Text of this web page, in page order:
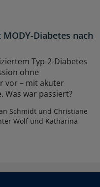
Diabetes nach
Typ-2-Diabetes
ohne
vor – mit akuter
Was war passiert?
Schmidt und Christiane
Wolf und Katharina